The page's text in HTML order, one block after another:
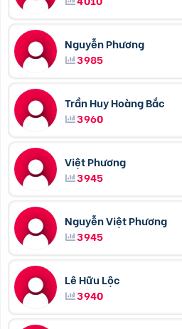
Nguyễn Phương
3985
Trần Huy Hoàng Bắc
3960
Việt Phương
3945
Nguyễn Việt Phương
3945
Lê Hữu Lộc
3940